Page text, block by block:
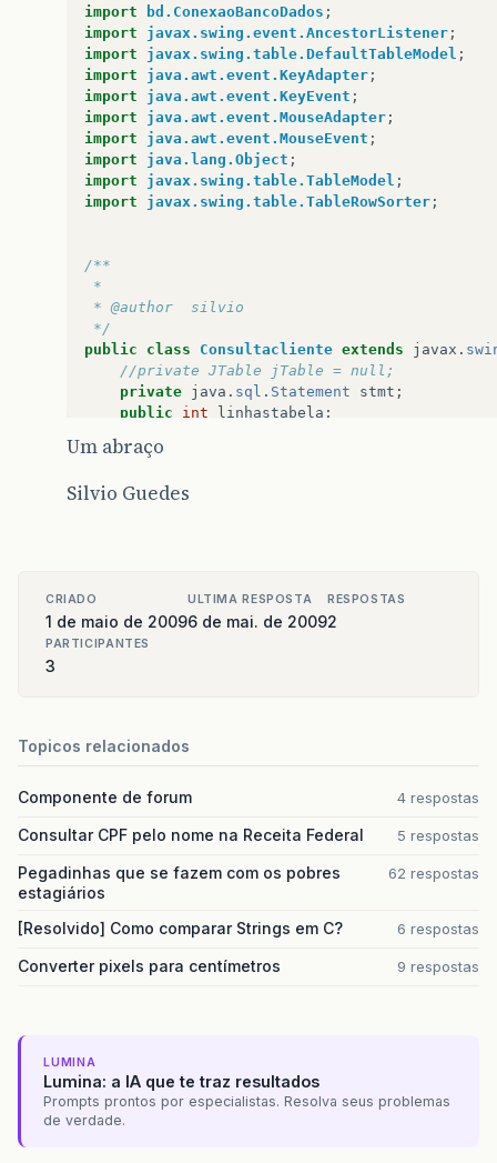
import
bd.ConexaoBancoDados ;
import
javax.swing.event.AncestorListener ;
import
javax.swing.table.DefaultTableModel ;
import
java.awt.event.KeyAdapter ;
import
java.awt.event.KeyEvent ;
import
java.awt.event.MouseAdapter ;
import
java.awt.event.MouseEvent ;
import
java.lang.Object ;
import
javax.swing.table.TableModel ;
import
javax.swing.table.TableRowSorter ;
/**
*
* @author  silvio
*/
public
class Consultacliente extends javax .
//private JTable jTable = null;
private java . sql . Statement stmt ;
public
int linhastabela ;
private
super( parent, modal
);
initComponents();
}
} catch
Logger.getLogger(Consultacliente.
}
return Codigo;
public static void String Nome ) {
}
Um abraço
Silvio Guedes
CRIADO
1 de maio de 2009
ULTIMA RESPOSTA
6 de mai. de 2009
RESPOSTAS
2
PARTICIPANTES
3
Topicos relacionados
Componente de forum 4 respostas
Consultar CPF pelo nome na Receita Federal 5 respostas
Pegadinhas que se fazem com os pobres
estagiários
62 respostas
[Resolvido] Como comparar Strings em C? 6 respostas
Converter pixels para centímetros 9 respostas
LUMINA
Lumina: a IA que te traz resultados
Prompts prontos por especialistas. Resolva seus problemas
de verdade.